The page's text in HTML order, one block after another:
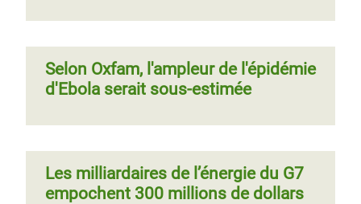
Selon Oxfam, l'ampleur de l'épidémie
d'Ebola serait sous-estimée
Les milliardaires de l’énergie du G7
empochent 300 millions de dollars